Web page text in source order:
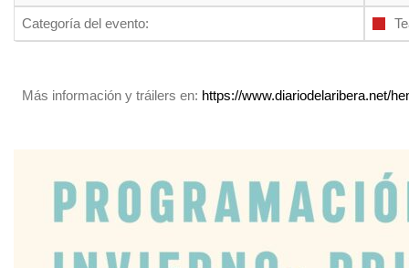
Categoría del evento:
Más información y tráilers en: https://www.diariodelaribera.net/